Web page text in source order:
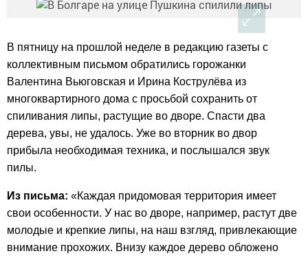
В пятницу на прошлой неделе в редакцию газеты с
коллективным письмом обратились горожанки
Валентина Вьюговская и Ирина Кострулёва из
многоквартирного дома с просьбой сохранить от
спиливания липы, растущие во дворе. Спасти два
дерева, увы, не удалось. Уже во вторник во двор
прибыла необходимая техника, и послышался звук
пилы.
Из письма: «Каждая придомовая территория имеет
свои особенности. У нас во дворе, например, растут две
молодые и крепкие липы, на наш взгляд, привлекающие
внимание прохожих. Внизу каждое дерево обложено